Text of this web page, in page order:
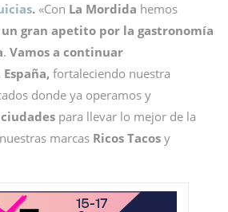
. «Con La Mordida hemos
gran apetito por la gastronomía
. Vamos a continuar
fortaleciendo nuestra
donde ya operamos y
para llevar lo mejor de la
marcas Ricos Tacos y